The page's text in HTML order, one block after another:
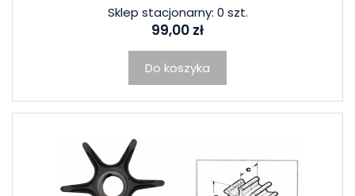
Sklep stacjonarny: 0 szt.
99,00 zł
Do koszyka